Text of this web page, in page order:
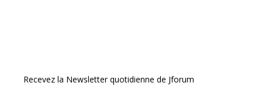
Recevez la Newsletter quotidienne de Jforum